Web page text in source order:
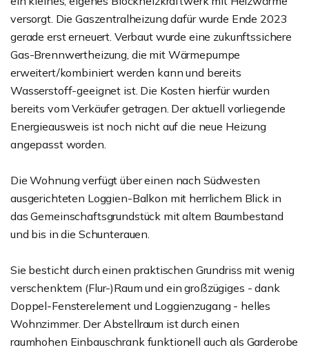
versorgt. Die Gaszentralheizung dafür wurde Ende 2023
gerade erst erneuert. Verbaut wurde eine zukunftssichere
Gas-Brennwertheizung, die mit Wärmepumpe
erweitert/kombiniert werden kann und bereits
Wasserstoff-geeignet ist. Die Kosten hierfür wurden
bereits vom Verkäufer getragen. Der aktuell vorliegende
Energieausweis ist noch nicht auf die neue Heizung
angepasst worden.
Die Wohnung verfügt über einen nach Südwesten
ausgerichteten Loggien-Balkon mit herrlichem Blick in
das Gemeinschaftsgrundstück mit altem Baumbestand
und bis in die Schunterauen.
Sie besticht durch einen praktischen Grundriss mit wenig
verschenktem (Flur-)Raum und ein großzügiges - dank
Doppel-Fensterelement und Loggienzugang - helles
Wohnzimmer. Der Abstellraum ist durch einen
raumhohen Einbauschrank funktionell auch als Garderobe